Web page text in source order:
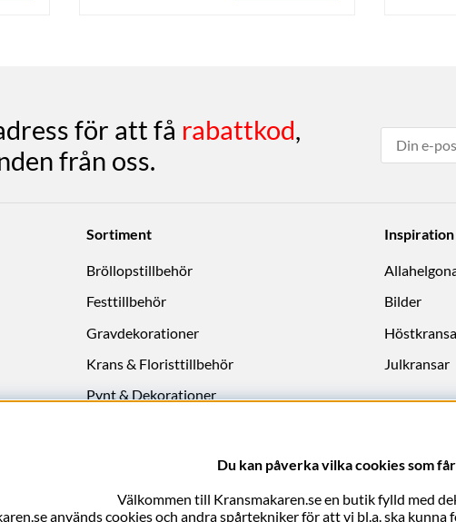
för att få rabattkod,
från oss.
Sortiment
Bröllopstillbehör
Festtillbehör
Gravdekorationer
Krans & Floristtillbehör
Pynt & Dekorationer
Inspiration
Bilder
Julkransar
Du kan påverka vilka cookies som
Välkommen till Kransmakaren.se en butik fylld med
används cookies och andra spårtekniker för att vi bl.a. ska